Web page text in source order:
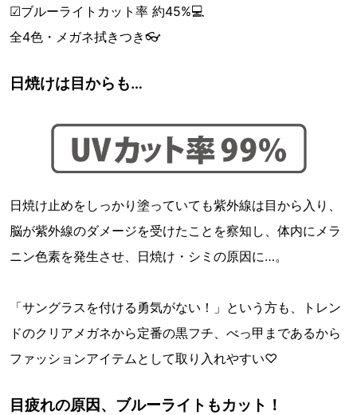
☑︎ブルーライトカット率 約45%💻
全4色・メガネ拭きつき👓
日焼けは目からも…
日焼け止めをしっかり塗っていても紫外線は目から入り、
脳が紫外線のダメージを受けたことを察知し、体内にメラ
ニン色素を発生させ、日焼け・シミの原因に… 。
「サングラスを付ける勇気がない！」という方も、トレン
ドのクリアメガネから定番の黒フチ、べっ甲まであるから
ファッションアイテムとして取り入れやすい♡
目疲れの原因、ブルーライトもカット！